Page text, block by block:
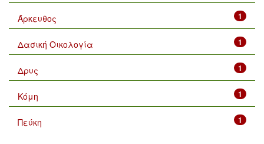
1
Άρκευθος
1
Δασική Οικολογία
1
Δρυς
1
Κόμη
1
Πεύκη